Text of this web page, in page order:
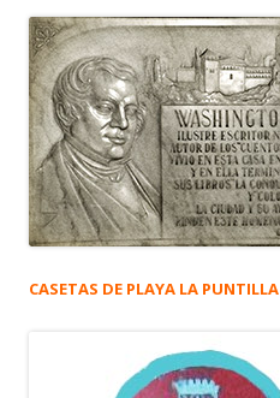
CASETAS DE PLAYA LA PUNTILLA